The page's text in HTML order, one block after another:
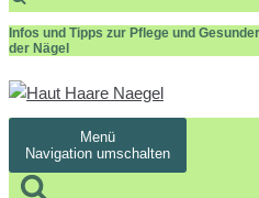
Infos und Tipps zur Pflege und
der Nägel
Menü
Navigation umschalten